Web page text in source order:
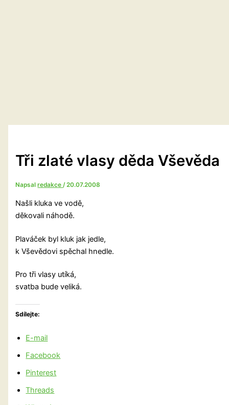
Tři zlaté vlasy děda Vševěda
Napsalredakce/20.07.2008
Našli kluka ve vodě,
děkovali náhodě.
Plaváček byl kluk jak jedle,
k Vševědovi spěchal hnedle.
Pro tři vlasy utíká,
svatba bude veliká.
Sdílejte:
E-mail
Facebook
Pinterest
Threads